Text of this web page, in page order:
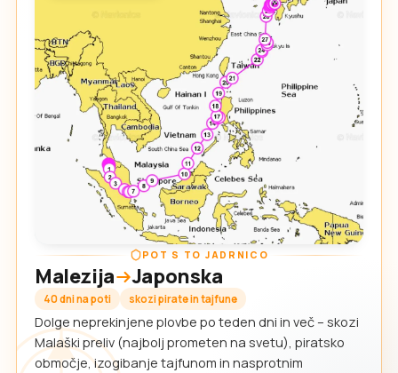
POT S TO JADRNICO
Malezija Japonska
40 dni na poti skozi pirate in tajfune
Dolge neprekinjene plovbe po teden dni in več – skozi
Malaški preliv (najbolj prometen na svetu), piratsko
območje, izogibanje tajfunom in nasprotnim